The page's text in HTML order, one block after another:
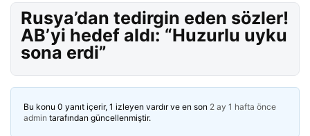
Rusya’dan tedirgin eden sözler!
AB’yi hedef aldı: “Huzurlu uyku
sona erdi”
Bu konu 0 yanıt içerir, 1 izleyen vardır ve en son 2 ay 1 hafta önce
admin tarafından güncellenmiştir.